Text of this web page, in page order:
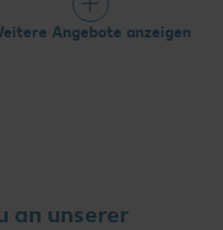
Angebote anzeigen
an unserer